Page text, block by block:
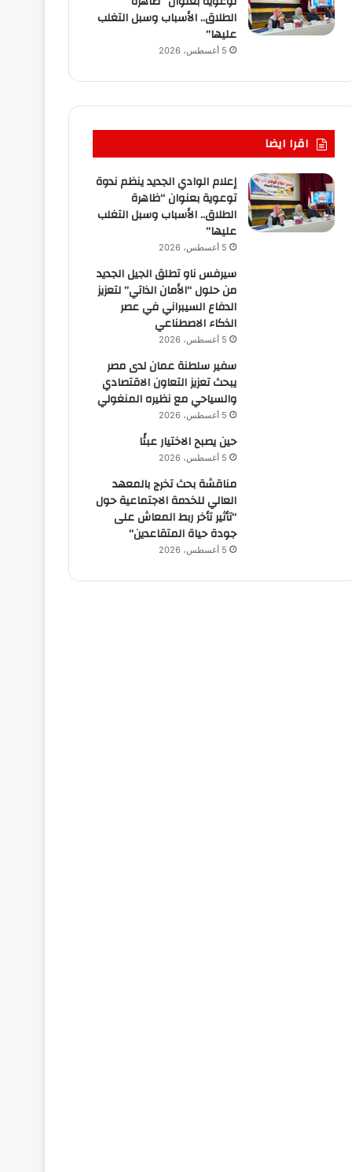
الطلاق.. الأسباب وسبل التغلب
عليها”
5 أغسطس، 2026
اقرا ايضا
إعلام الوادي الجديد ينظم ندوة
توعوية بعنوان “ظاهرة
الطلاق.. الأسباب وسبل التغلب
عليها”
5 أغسطس، 2026
سيرفس ناو تطلق الجيل الجديد
من حلول “الأمان الذاتي” لتعزيز
الدفاع السيبراني في عصر
الذكاء الاصطناعي
5 أغسطس، 2026
سفير سلطنة عمان لدى مصر
يبحث تعزيز التعاون الاقتصادي
والسياحي مع نظيره المنغولي
5 أغسطس، 2026
حين يصبح الاختيار عبئًا
5 أغسطس، 2026
مناقشة بحث تخرج بالمعهد
العالي للخدمة الاجتماعية حول
“تأثير تأخر ربط المعاش على
جودة حياة المتقاعدين”
5 أغسطس، 2026